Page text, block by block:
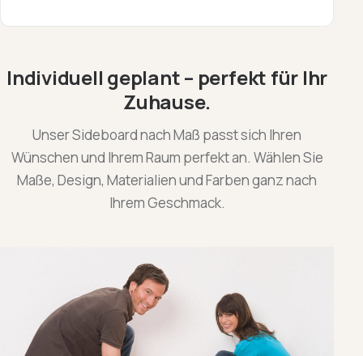
Individuell geplant – perfekt für Ihr
Zuhause.
Unser Sideboard nach Maß passt sich Ihren
Wünschen und Ihrem Raum perfekt an. Wählen Sie
Maße, Design, Materialien und Farben ganz nach
Ihrem Geschmack.